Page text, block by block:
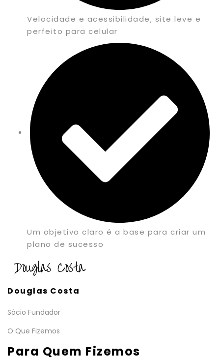
Velocidade e acessibilidade, site leve e
perfeito para celular
Um objetivo claro é a base para criar um
plano de sucesso
Douglas Costa
Sócio Fundador
O Que Fizemos
Para Quem Fizemos